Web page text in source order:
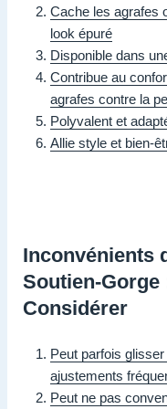
Cache les agrafes
look épuré
Disponible dans
Contribue au
agrafes contre la
Polyvalent et
Allie style et bien-
Inconvénients
Soutien-
Considérer
Peut parfois
ajustements
Peut ne pas